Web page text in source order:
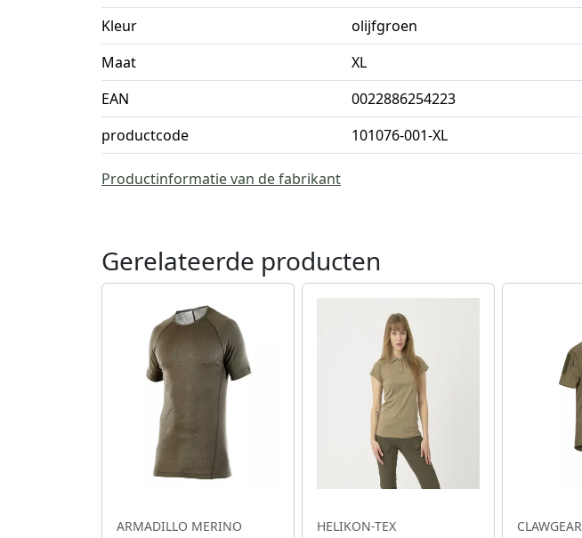
Kleur
olijfgroen
Maat
XL
EAN
0022886254223
productcode
101076-001-XL
Productinformatie van de fabrikant
Gerelateerde producten
ARMADILLO MERINO HELIKON-TEX CLAWGEAR